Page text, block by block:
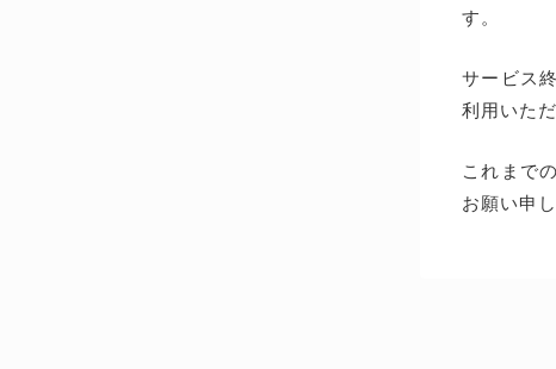
す。
サービス
利用いた
これまで
お願い申